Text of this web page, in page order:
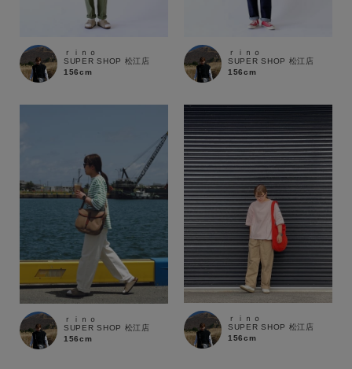
ｒｉｎｏ
SUPER SHOP 松江店
156cm
ｒｉｎｏ
SUPER SHOP 松江店
156cm
ｒｉｎｏ
SUPER SHOP 松江店
156cm
ｒｉｎｏ
SUPER SHOP 松江店
156cm